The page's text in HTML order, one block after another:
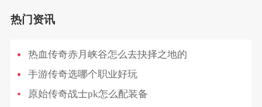
热门资讯
热血传奇赤月峡谷怎么去抉择之地的
手游传奇选哪个职业好玩
原始传奇战士pk怎么配装备